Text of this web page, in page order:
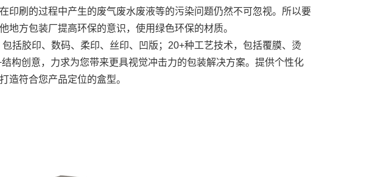
印刷的过程中产生的废气废水废液等的污染问题仍然不可忽视。所以要
地方包装厂提高环保的意识，使用绿色环保的材质。
括胶印、数码、柔印、丝印、凹版；20+种工艺技术，包括覆膜、烫
构创意，力求为您带来更具视觉冲击力的包装解决方案。提供个性化
造符合您产品定位的盒型。